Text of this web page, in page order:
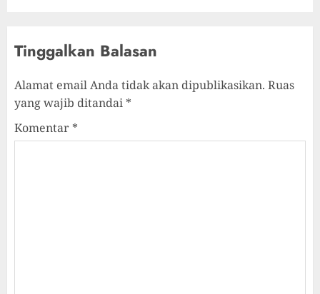
Tinggalkan Balasan
Alamat email Anda tidak akan dipublikasikan. Ruas
yang wajib ditandai *
Komentar *